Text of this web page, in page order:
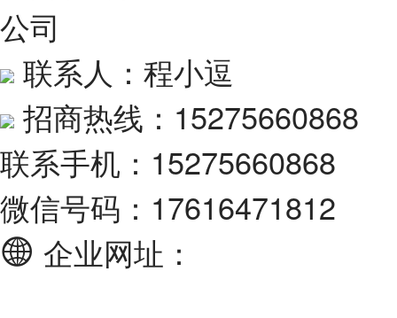
联系人：程小逗
招商热线：15275660868
联系手机：15275660868
微信号码：17616471812
企业网址：